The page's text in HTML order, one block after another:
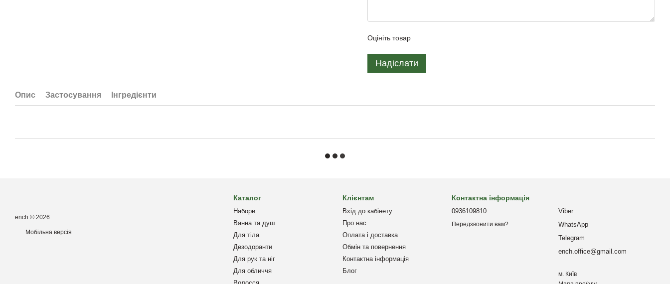
Оцініть товар
Надіслати
Опис Застосування Інгредієнти
ench © 2026
Мобільна версія
Каталог
Набори
Ванна та душ
Для тіла
Дезодоранти
Для рук та ніг
Для обличчя
Клієнтам
Вхід до кабінету
Про нас
Оплата і доставка
Обмін та повернення
Контактна інформація
Блог
Контактна інформація
0936109810
Передзвонити вам?
Viber
WhatsApp
Telegram
ench.office@gmail.com
м. Київ